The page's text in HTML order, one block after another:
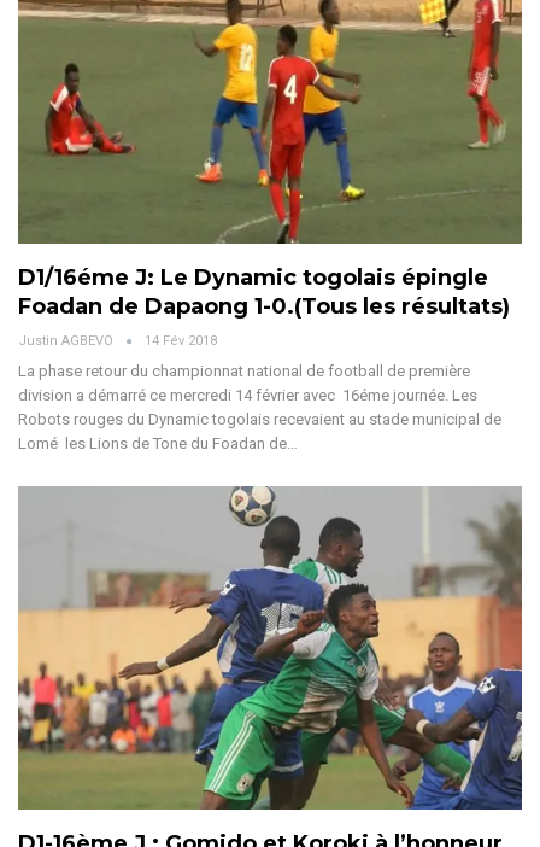
D1/16éme J: Le Dynamic togolais épingle
Foadan de Dapaong 1-0.(Tous les résultats)
Justin AGBEVO 14 Fév 2018
La phase retour du championnat national de football de première
division a démarré ce mercredi 14 février avec 16éme journée. Les
Robots rouges du Dynamic togolais recevaient au stade municipal de
Lomé les Lions de Tone du Foadan de…